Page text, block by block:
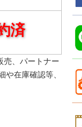
済
売、パートナー
や在庫確認等、